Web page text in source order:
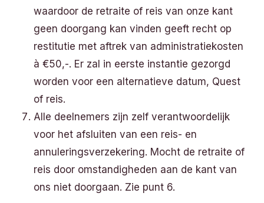
waardoor de retraite of reis van onze kant
geen doorgang kan vinden geeft recht op
restitutie met aftrek van administratiekosten
à €50,-. Er zal in eerste instantie gezorgd
worden voor een alternatieve datum, Quest
of reis.
Alle deelnemers zijn zelf verantwoordelijk
voor het afsluiten van een reis- en
annuleringsverzekering. Mocht de retraite of
reis door omstandigheden aan de kant van
ons niet doorgaan. Zie punt 6.